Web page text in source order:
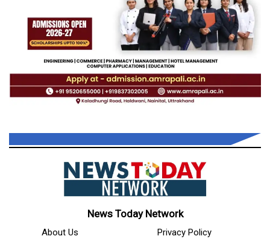
News Today Network
About Us Privacy Policy